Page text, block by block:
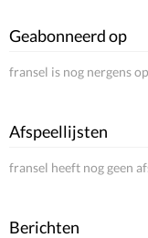
Geabonneerd op
fransel is nog nergens
Afspeellijsten
fransel heeft nog geen
Berichten